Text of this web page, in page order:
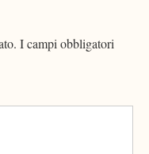
I campi obbligatori